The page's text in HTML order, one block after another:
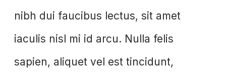
nibh dui faucibus lectus, sit amet
iaculis nisl mi id arcu. Nulla felis
sapien, aliquet vel est tincidunt,